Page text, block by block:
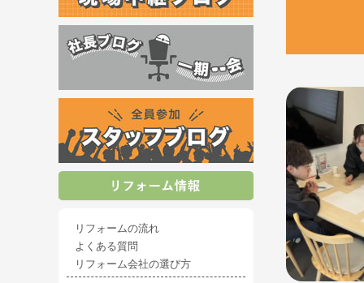
リフォームの流れ
よくある質問
リフォーム会社の選び方